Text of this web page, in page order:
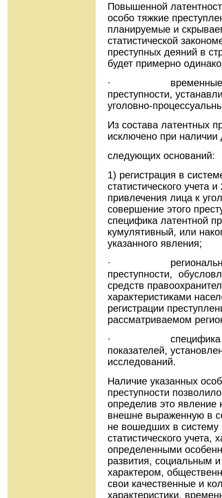
Повышенной
особо тяжкие
планируемые и
статистической
преступных деяний в
будет примерно
· временные
преступности,
уголовно-
Из состава латентных
исключено при наличии
следующих оснований:
1) регистрация в
статистического учета
привлечения лица к
совершение этого
специфика латентной
кумулятивный, или
указанного явления;
· региональные
преступности,
средств
характеристиками
регистрации
рассматриваемом
· специфика
показателей,
исследований.
Наличие указанных
преступности
определив это явление
внешне выраженную в
не вошедших в систему
статистического учета,
определенными
развития, социальным
характером,
свои качественные и
характеристики,